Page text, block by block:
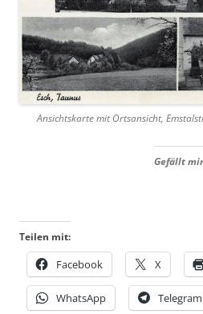
Ansichtskarte mit Ortsansicht,
Gefällt
Teilen mit:
Facebook X
WhatsApp Telegram